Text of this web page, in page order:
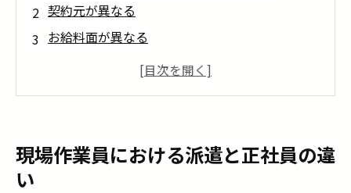
契約元が異なる
お給料面が異なる
業務内容が異なる
現場作業員における派遣と正社員の違
い